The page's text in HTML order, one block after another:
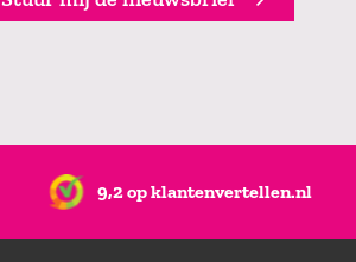
9,2 op klantenvertellen.nl